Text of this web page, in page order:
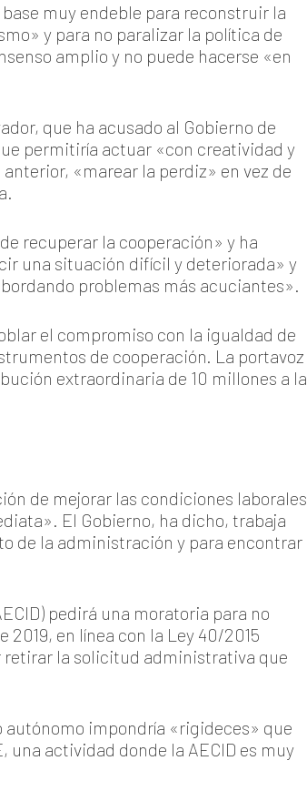
muy endeble para reconstruir la
y para no paralizar la política de
amplio y no puede hacerse «en
que ha acusado al Gobierno de
permitiría actuar «con creatividad y
«marear la perdiz» en vez de
recuperar la cooperación» y ha
una situación difícil y deteriorada» y
problemas más acuciantes».
el compromiso con la igualdad de
de cooperación. La portavoz
extraordinaria de 10 millones a la
de mejorar las condiciones laborales
El Gobierno, ha dicho, trabaja
de la administración y para encontrar
pedirá una moratoria para no
en línea con la Ley 40/2015
retirar la solicitud administrativa que
autónomo impondría «rigideces» que
una actividad donde la AECID es muy